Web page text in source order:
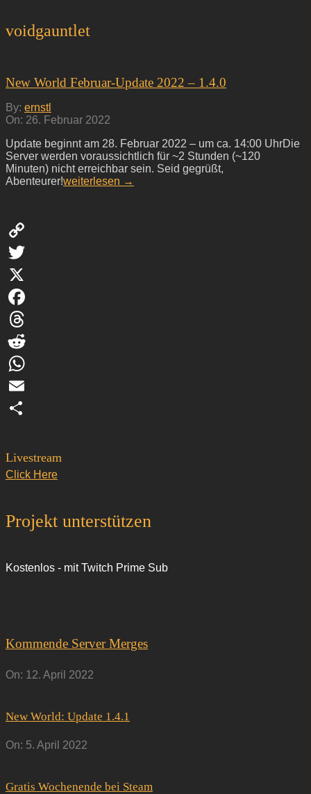
voidgauntlet
New World Februar-Update 2022 – 1.4.0
2022-
02-
By: ernstl
On: 26. Februar 2022
Update beginnt am 28. Februar 2022 – um ca. 14:00 UhrDie
Server werden voraussichtlich für ~2 Stunden (~120
Minuten) nicht erreichbar sein. Seid gegrüßt,
Abenteurer!weiterlesen →
Copy
Link
Twitter
X
Facebook
Threads
Reddit
WhatsApp
Email
Livestream
Click Here
Projekt unterstützen
Kostenlos - mit Twitch Prime Sub
Kommende Server Merges
On: 12. April 2022
New World: Update 1.4.1
On: 5. April 2022
Gratis Wochenende bei Steam